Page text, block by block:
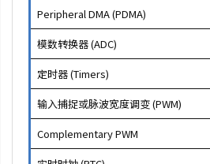
Peripheral DMA (PDMA)
模数转换器 (ADC)
定时器 (Timers)
输入捕捉或脉波宽度调变 (PWM)
Complementary PWM